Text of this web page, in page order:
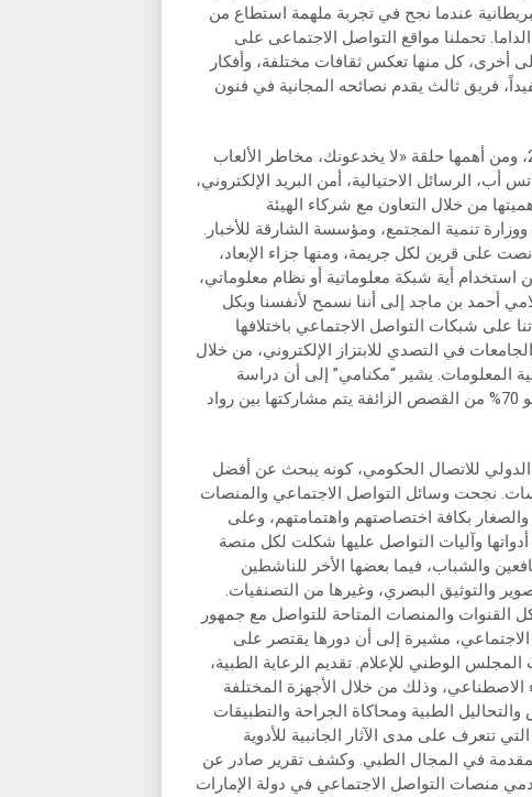
عندما نجح في تجربة ملهمة استطاع من
تحملنا مواقع التواصل الاجتماعى على
أخرى، كل منها تعكس ثقافات مختلفة، وأفكار
فريق ثالث يقدم نصائحه المجانية في فنون
كما بثت حلقات بث مباشر بشكل دوري منذ بداية عام 2018، ومن أهمها حلقة «لا يخدعونك، مخاطر الألعاب
أب، الرسائل الاحتيالية، أمن البريد الإلكتروني،
من خلال التعاون مع شركاء الهيئة
ووزارة تنمية المجتمع، ومؤسسة الشارقة للأخبار.
على قرين لكل جريمة، ومنها جزاء الإبعاد،
أية شبكة معلوماتية أو نظام معلوماتي،
أحمد بن ماجد إلى أننا نسمح لأنفسنا وبكل
على شبكات التواصل الاجتماعي باختلافها
في التصدي للابتزاز الإلكتروني، من خلال
المعلومات. يشير “مكنامي” إلى أن دراسة
صادرة عن معهد ماساتشوستس للتكنولوجيا أظهرت أن نحو 70% من القصص الزائفة يتم مشاركتها بين رواد
الدولي للاتصال الحكومي، كونه يبحث عن أفضل
نجحت وسائل التواصل الاجتماعي والمنصات
بكافة اختصاصتهم واهتمامتهم، وعلى
وآليات التواصل عليها شكلت لكل منصة
والشباب، فيما بعضها الأخر للناشطين
والتوثيق البصري، وغيرها من التصنفيات.
القنوات والمنصات المتاحة للتواصل مع جمهور
الاجتماعي، مشيرة إلى أن دورها يقتصر على
الوطني للإعلام. تقديم الرعاية الطبية،
وذلك من خلال الأجهزة المختلفة
الطبية ومحاكاة الجراحة والتطبيقات
تتعرف على مدى الآثار الجانبية للأدوية
المقدمة في المجال الطبي. وكشف تقرير صادر عن
التواصل الاجتماعي في دولة الإمارات